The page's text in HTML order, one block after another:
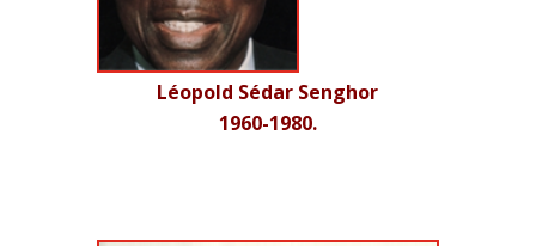
Léopold Sédar Senghor
1960-1980.